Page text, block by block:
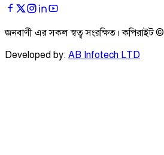
জনবাণী এর সকল স্বত্ব সংরক্ষিত। কপিরাইট ©
Developed by: AB Infotech LTD